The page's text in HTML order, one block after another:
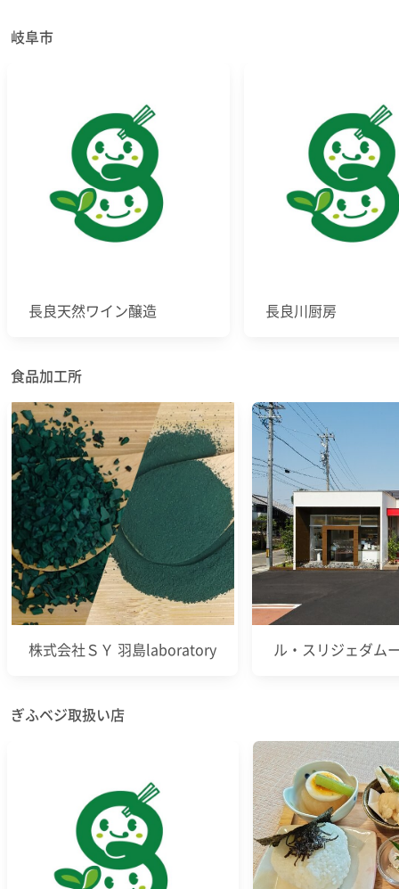
岐阜市
長良天然ワイン醸造 長良川厨房
食品加工所
株式会社ＳＹ 羽島laboratory ル・スリジェダム
ぎふベジ取扱い店